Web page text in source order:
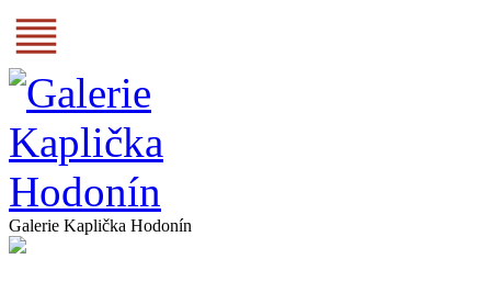
Galerie Kaplička Hodonín